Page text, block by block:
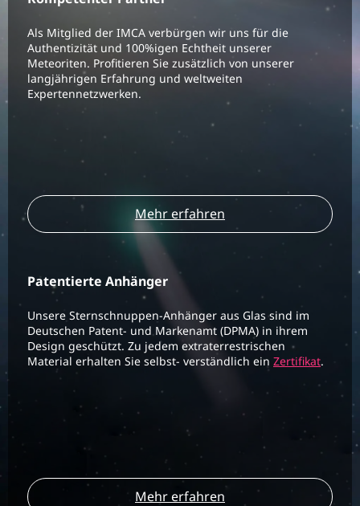
Als Mitglied der IMCA verbürgen wir uns für die
Authentizität und 100%igen Echtheit unserer
Meteoriten. Profitieren Sie zusätzlich von unserer
langjährigen Erfahrung und weltweiten
Expertennetzwerken.
Mehr erfahren
Patentierte Anhänger
Unsere Sternschnuppen-Anhänger aus Glas sind im
Deutschen Patent- und Markenamt (DPMA) in ihrem
Design geschützt. Zu jedem extraterrestrischen
Material erhalten Sie selbst- verständlich ein Zertifikat.
Mehr erfahren